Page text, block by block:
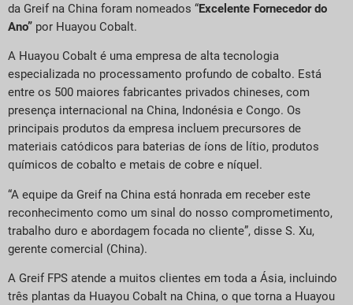
da Greif na China foram nomeados “Excelente Fornecedor do
Ano” por Huayou Cobalt.
A Huayou Cobalt é uma empresa de alta tecnologia
especializada no processamento profundo de cobalto. Está
entre os 500 maiores fabricantes privados chineses, com
presença internacional na China, Indonésia e Congo. Os
principais produtos da empresa incluem precursores de
materiais catódicos para baterias de íons de lítio, produtos
químicos de cobalto e metais de cobre e níquel.
“A equipe da Greif na China está honrada em receber este
reconhecimento como um sinal do nosso comprometimento,
trabalho duro e abordagem focada no cliente”, disse S. Xu,
gerente comercial (China).
A Greif FPS atende a muitos clientes em toda a Ásia, incluindo
três plantas da Huayou Cobalt na China, o que torna a Huayou